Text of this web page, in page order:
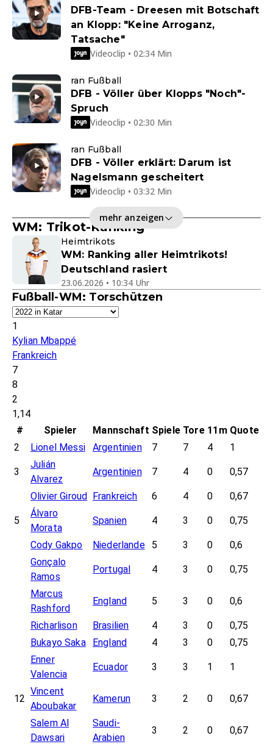
DFB-Team - Dreesen mit Botschaft
an Klopp: "Keine Arroganz,
Tatsache"
Videoclip • 02:34 Min
ran Fußball
DFB - Völler über Klopps "Noch"-
Spruch
Videoclip • 02:30 Min
ran Fußball
DFB - Völler erklärt: Darum ist
Nagelsmann gescheitert
Videoclip • 03:32 Min
mehr anzeigen
WM: Trikot-Ranking
Heimtrikots
WM: Ranking aller Heimtrikots!
Deutschland rasiert
23.06.2026 • 10:34 Uhr
Fußball-WM: Torschützen
1
Kylian Mbappé
Frankreich
7
8
2
1,14
#
Spieler Mannschaft Spiele Tore 11m Quote
2
Lionel Messi Argentinien 7 7 4 1
3
Julián
Alvarez
Argentinien 7 4 0 0,57
Olivier Giroud Frankreich 6 4 0 0,67
5
Álvaro
Morata
Spanien 4 3 0 0,75
Cody Gakpo Niederlande 5 3 0
0,6
Gonçalo
Ramos
Portugal 4 3 0 0,75
Marcus
Rashford
England 5 3 0 0,6
Richarlison Brasilien 4 3 0
0,75
Bukayo Saka
England 4 3 0
0,75
Enner
Valencia
Ecuador 3 3 1 1
12
Vincent
Aboubakar
Kamerun 3 2 0 0,67
Salem Al
Dawsari
Saudi-
Arabien
3 2 0 0,67